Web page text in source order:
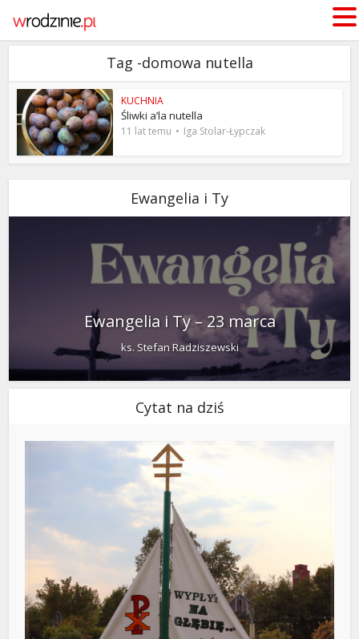
Tag -domowa nutella
KUCHNIA
Śliwki a’la nutella
11 lat temu Iga Stolar-Łypczak
Ewangelia i Ty
Ewangelia i Ty – 23 marca
ks. Stefan Radziszewski
Cytat na dziś